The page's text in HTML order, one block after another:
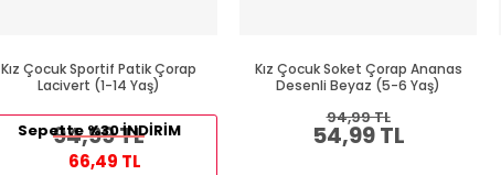
Kız Çocuk Sportif Patik Çorap
Lacivert (1-14 Yaş)
94,99 TL
Sepette %30 İNDİRİM
66,49 TL
Kız Çocuk Soket Çorap Ananas
Desenli Beyaz (5-6 Yaş)
54,99 TL
94,99 TL